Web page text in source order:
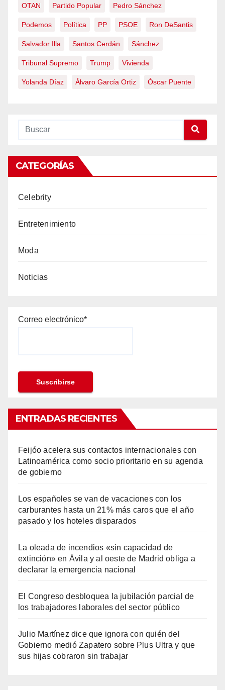
OTAN Partido Popular Pedro Sánchez
Podemos Política PP PSOE Ron DeSantis
Salvador Illa Santos Cerdán Sánchez
Tribunal Supremo Trump Vivienda
Yolanda Díaz Álvaro García Ortiz Óscar Puente
CATEGORÍAS
Celebrity
Entretenimiento
Moda
Noticias
Correo electrónico*
ENTRADAS RECIENTES
Feijóo acelera sus contactos internacionales con
Latinoamérica como socio prioritario en su agenda
de gobierno
Los españoles se van de vacaciones con los
carburantes hasta un 21% más caros que el año
pasado y los hoteles disparados
La oleada de incendios «sin capacidad de
extinción» en Ávila y al oeste de Madrid obliga a
declarar la emergencia nacional
El Congreso desbloquea la jubilación parcial de
los trabajadores laborales del sector público
Julio Martínez dice que ignora con quién del
Gobierno medió Zapatero sobre Plus Ultra y que
sus hijas cobraron sin trabajar